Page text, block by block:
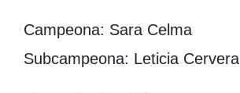
Campeona: Sara Celma
Subcampeona: Leticia Cervera